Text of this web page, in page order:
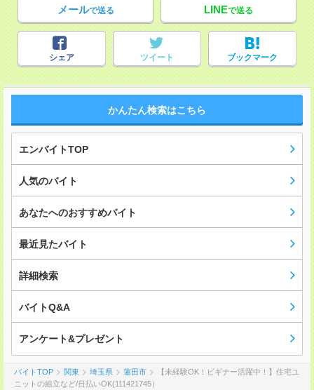
メールで送る LINEで送る
シェア ツイート ブックマーク
かんたん検索はこちら
エンバイトTOP
人気のバイト
あなたへのおすすめバイト
最近見たバイト
詳細検索
バイトQ&A
アンケート&プレゼント
バイトTOP 関東 埼玉県 蓮田市
【未経験OK！ビギナー活躍中！】住宅ユ
ニットの組立など/日払いOK(111421745）